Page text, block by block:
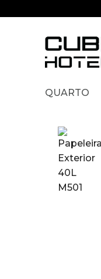
QUARTO